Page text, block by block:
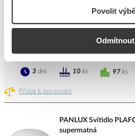
Povolit
Odmítnout
Přidat k porovnání
97 ks
3 dní 10 ks
PANLUX Svítidlo
supermatná